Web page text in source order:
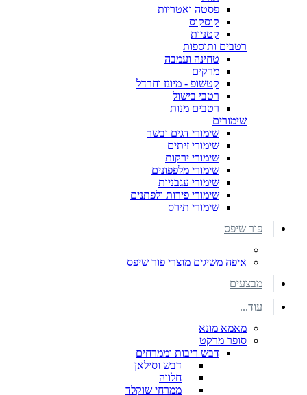
פסטה ואטריות
קוסקוס
קטניות
רטבים ותוספות
טחינה ועמבה
מרקים
קטשופ - מיונז וחרדל
רטבי בישול
רטבים מנות
שימורים
שימורי דגים ובשר
שימורי זיתים
שימורי ירקות
שימורי מלפפונים
שימורי עגבניות
שימורי פירות ולפתנים
שימורי תירס
פור שיפס
איפה משיגים מוצרי פור שיפס
מבצעים
עוד...
מאמא מונא
סופר מרקט
דבש ריבות וממרחים
דבש וסילאן
חלווה
ממרחי שוקלד